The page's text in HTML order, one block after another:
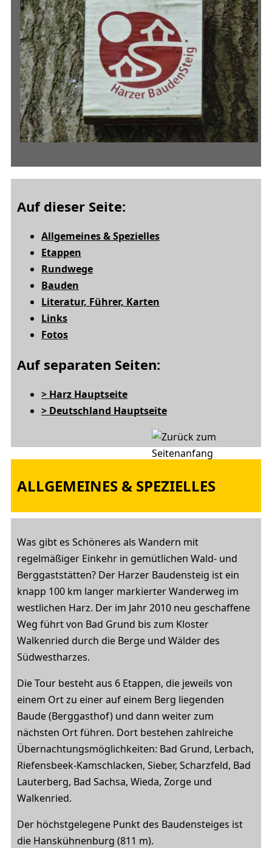
Auf dieser Seite:
Allgemeines & Spezielles
Etappen
Rundwege
Bauden
Literatur, Führer, Karten
Links
Fotos
Auf separaten Seiten:
> Harz Hauptseite
> Deutschland Hauptseite
ALLGEMEINES & SPEZIELLES
Was gibt es Schöneres als Wandern mit
regelmäßiger Einkehr in gemütlichen Wald- und
Berggaststätten? Der Harzer Baudensteig ist ein
knapp 100 km langer markierter Wanderweg im
westlichen Harz. Der im Jahr 2010 neu geschaffene
Weg führt von Bad Grund bis zum Kloster
Walkenried durch die Berge und Wälder des
Südwestharzes.
Die Tour besteht aus 6 Etappen, die jeweils von
einem Ort zu einer auf einem Berg liegenden
Baude (Berggasthof) und dann weiter zum
nächsten Ort führen. Dort bestehen zahlreiche
Übernachtungsmöglichkeiten: Bad Grund, Lerbach,
Riefensbeek-Kamschlacken, Sieber, Scharzfeld, Bad
Lauterberg, Bad Sachsa, Wieda, Zorge und
Walkenried.
Der höchstgelegene Punkt des Baudensteiges ist
die Hanskühnenburg (811 m).